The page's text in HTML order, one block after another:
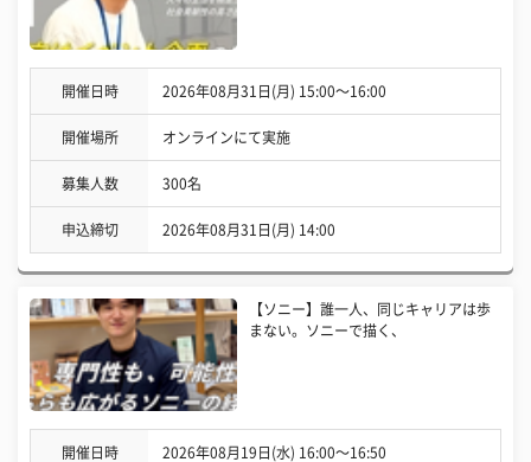
開催日時 2026年08月31日(月) 15:00〜16:00
開催場所 オンラインにて実施
募集人数 300名
申込締切 2026年08月31日(月) 14:00
【ソニー】誰一人、同じキャリアは歩
まない。ソニーで描く、
開催日時 2026年08月19日(水) 16:00〜16:50